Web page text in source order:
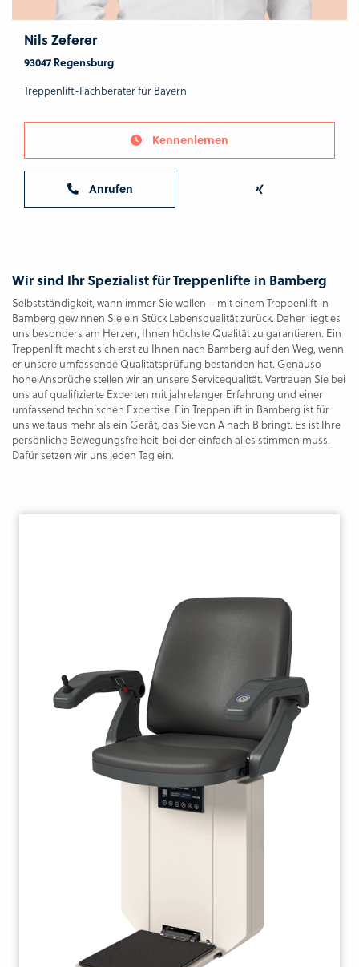
Nils Zeferer
93047 Regensburg
Treppenlift-Fachberater für Bayern
Kennenlernen
Anrufen
Wir sind Ihr Spezialist für Treppenlifte in Bamberg
Selbstständigkeit, wann immer Sie wollen – mit einem Treppenlift in
Bamberg gewinnen Sie ein Stück Lebensqualität zurück. Daher liegt es
uns besonders am Herzen, Ihnen höchste Qualität zu garantieren. Ein
Treppenlift macht sich erst zu Ihnen nach Bamberg auf den Weg, wenn
er unsere umfassende Qualitätsprüfung bestanden hat. Genauso
hohe Ansprüche stellen wir an unsere Servicequalität. Vertrauen Sie bei
uns auf qualifizierte Experten mit jahrelanger Erfahrung und einer
umfassend technischen Expertise. Ein Treppenlift in Bamberg ist für
uns weitaus mehr als ein Gerät, das Sie von A nach B bringt. Es ist Ihre
persönliche Bewegungsfreiheit, bei der einfach alles stimmen muss.
Dafür setzen wir uns jeden Tag ein.